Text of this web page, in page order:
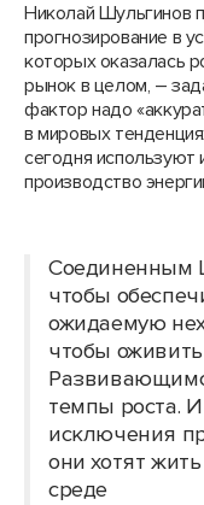
Николай Шульгинов
прогнозирование в
которых оказалась
рынок в целом, –
фактор надо
в мировых
сегодня используют
производство
Соединенным
чтобы
ожидаемую
чтобы
темпы роста.
исключения
они хотят
среде